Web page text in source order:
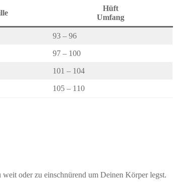
Hüft
Umfang
93 – 96
97 – 100
101 – 104
105 – 110
oder zu einschnürend um Deinen Körper legst.